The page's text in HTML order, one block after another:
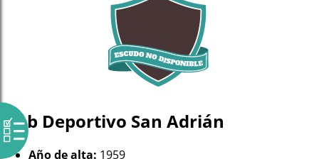
Club Deportivo San Adrián
Año de alta: 1959